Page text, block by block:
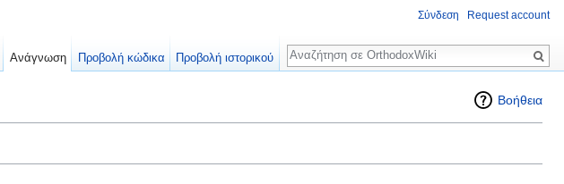
Βοήθεια
Σύνδεση Request account
Ανάγνωση Προβολή κώδικα Προβολή ιστορικού
Αναζήτηση